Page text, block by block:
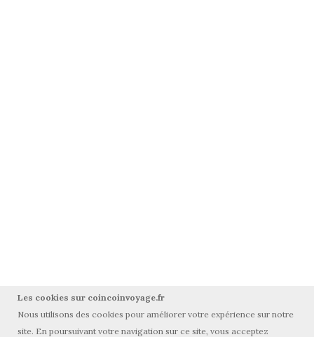
Les cookies sur coincoinvoyage.fr
Nous utilisons des cookies pour améliorer votre expérience sur notre
site. En poursuivant votre navigation sur ce site, vous acceptez